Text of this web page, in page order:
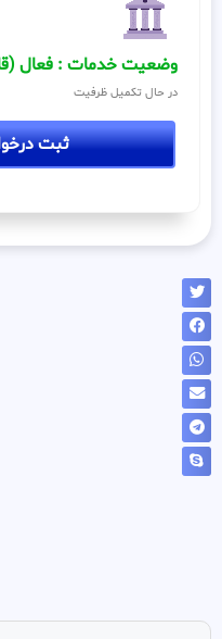
وضعیت خدمات : فعال
در حال تکمیل ظرفیت
ثبت